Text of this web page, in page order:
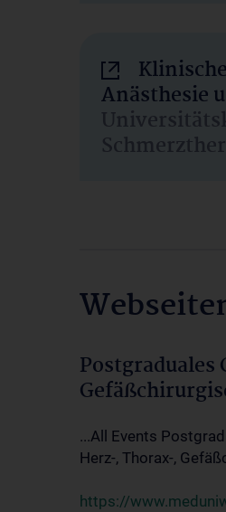
Anästhesie
...All Events
Herz-, Thorax-,
https://